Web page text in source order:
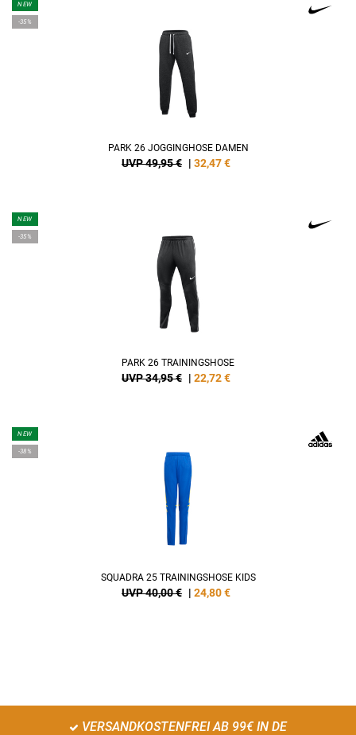
NEW
-35%
PARK 26 JOGGINGHOSE DAMEN
UVP 49,95 € | 32,47€
NEW
-35%
PARK 26 TRAININGSHOSE
UVP 34,95 € | 22,72€
NEW
-38%
SQUADRA 25 TRAININGSHOSE KIDS
UVP 40,00 € | 24,80€
VERSANDKOSTENFREI AB 99€ IN DE